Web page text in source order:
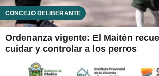
CONCEJO DELIBERANTE
Ordenanza vigente: El Maitén
cuidar y controlar a los perros